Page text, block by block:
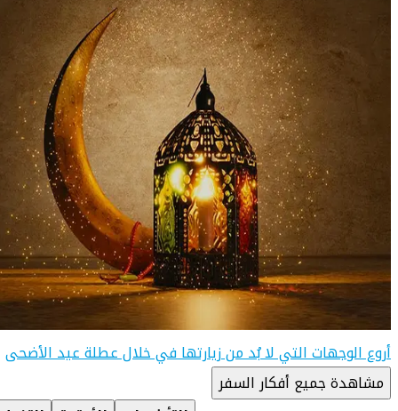
أروع الوجهات التي لا بُد من زيارتها في خلال عطلة عيد الأضحى
مشاهدة جميع أفكار السفر